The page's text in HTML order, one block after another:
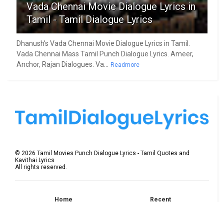
Vada Chennai Movie Dialogue Lyrics in
Tamil - Tamil Dialogue Lyrics
Dhanush's Vada Chennai Movie Dialogue Lyrics in Tamil.
Vada Chennai Mass Tamil Punch Dialogue Lyrics. Ameer,
Anchor, Rajan Dialogues. Va... Readmore
©2026 Tamil Movies Punch Dialogue Lyrics - Tamil Quotes and
Kavithai Lyrics
All rights reserved.
Home Recent